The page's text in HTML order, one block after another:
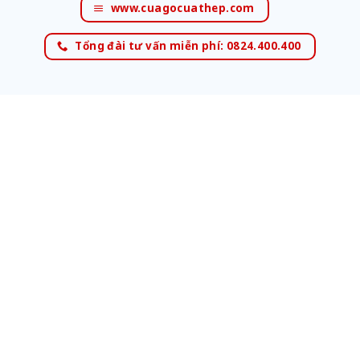
www.cuagocuathep.com
Tổng đài tư vấn miễn phí: 0824.400.400